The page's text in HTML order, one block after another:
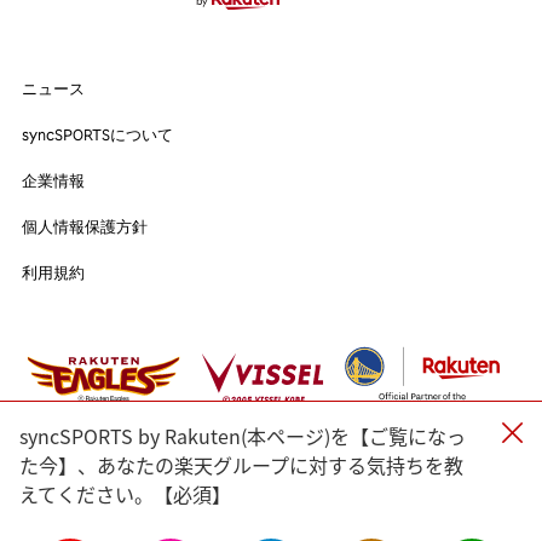
#アスリートのセカンドキャリア
個人情報保護方針
利用規約
#バスケットボール
#アスリートのセカンドキャリア
#渡辺皓太 #Sports for Everyone
#Green for Future
#内野航太郎
#宮崎友花 #志田千陽 #山口茜
#渡邉航貴
#奈良岡功大
#前田健太
ニュース
syncSPORTSについて
企業情報
個人情報保護方針
利用規約
syncSPORTS by Rakuten(本ページ)を【ご覧になっ
た今】、あなたの楽天グループに対する気持ちを教
えてください。【必須】